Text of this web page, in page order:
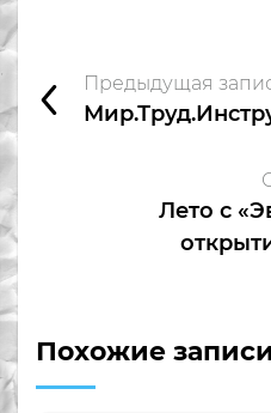
Предыдущая
Лето с
Похожие записи